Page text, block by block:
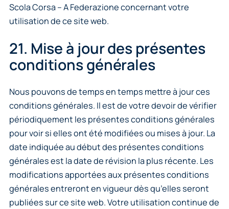
Scola Corsa – A Federazione concernant votre
utilisation de ce site web.
21. Mise à jour des présentes
conditions générales
Nous pouvons de temps en temps mettre à jour ces
conditions générales. Il est de votre devoir de vérifier
périodiquement les présentes conditions générales
pour voir si elles ont été modifiées ou mises à jour. La
date indiquée au début des présentes conditions
générales est la date de révision la plus récente. Les
modifications apportées aux présentes conditions
générales entreront en vigueur dès qu’elles seront
publiées sur ce site web. Votre utilisation continue de